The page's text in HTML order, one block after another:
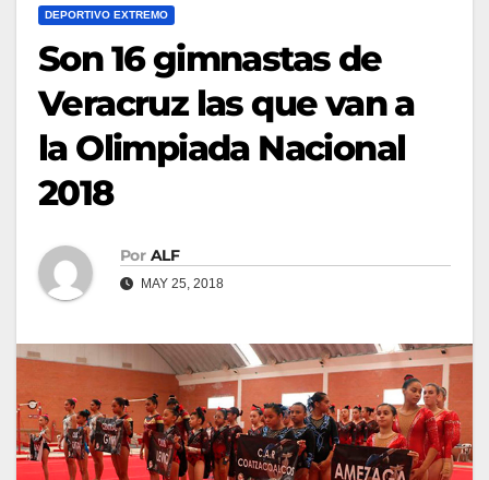
DEPORTIVO EXTREMO
Son 16 gimnastas de
Veracruz las que van a
la Olimpiada Nacional
2018
Por ALF
MAY 25, 2018